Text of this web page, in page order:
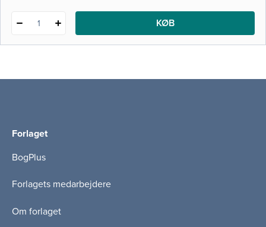
1 KØB
Forlaget
BogPlus
Forlagets medarbejdere
Om forlaget